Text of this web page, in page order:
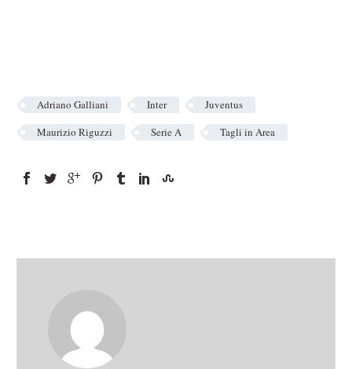
Adriano Galliani Inter
Juventus
Maurizio Riguzzi
Serie A Tagli in Area